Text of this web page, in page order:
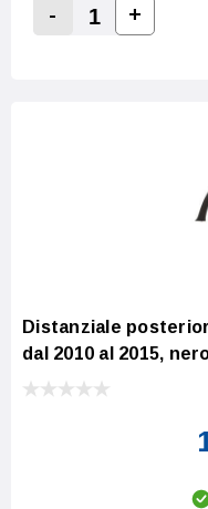
Decrease
-
Increase
+
Distanziale
dal 2010 al 2015,